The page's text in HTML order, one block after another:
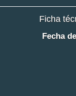
Ficha
Fecha